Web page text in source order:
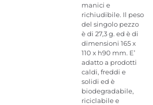
manici e
richiudibile. Il peso
del singolo pezzo
è di 27,3 g. ed è di
dimensioni 165 x
110 x h90 mm. E’
adatto a prodotti
caldi, freddi e
solidi ed è
biodegradabile,
riciclabile e